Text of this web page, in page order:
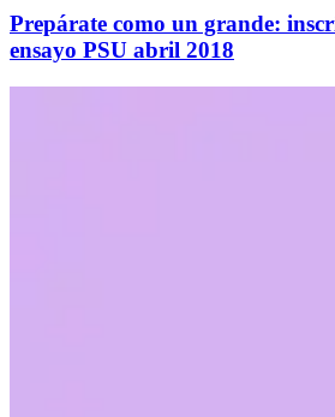
Prepárate como un grande:
ensayo PSU abril 2018